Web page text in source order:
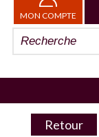
MON COMPTE
Retour